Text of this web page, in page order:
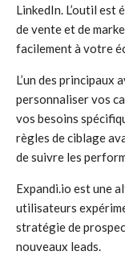
LinkedIn. L’outil est
de vente et de
facilement à votre
L’un des principaux
personnaliser vos
vos besoins
règles de ciblage
de suivre les
Expandi.io est une
utilisateurs
stratégie de
nouveaux leads.